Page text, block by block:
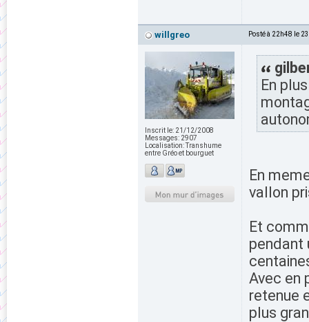
willgreo Posté à 22h48 le
Inscrit le: 21/12/2008
Messages: 2907
Localisation:Transhume
entre Gréo et bourguet
En
En
vallon
Et
pendant
Avec en
retenue
plus